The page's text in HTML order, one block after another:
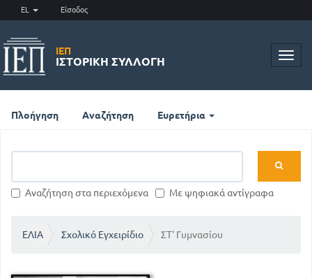
EL Είσοδος
ΙΕΠ
ΙΣΤΟΡΙΚΉ ΣΥΛΛΟΓΉ
Πλοήγηση Αναζήτηση Ευρετήρια
Αναζήτηση στα περιεχόμενα Με ψηφιακά αντίγραφα
ΕΛΙΑ Σχολικό Εγχειρίδιο ΣΤ' Γυμνασίου